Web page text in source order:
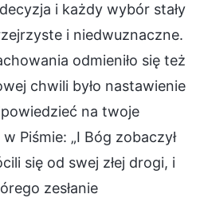
i każdy wybór stały
i niedwuznaczne.
odmieniło się też
chwili było nastawienie
na twoje
Piśmie: „I Bóg zobaczył
się od swej złej drogi, i
zesłanie